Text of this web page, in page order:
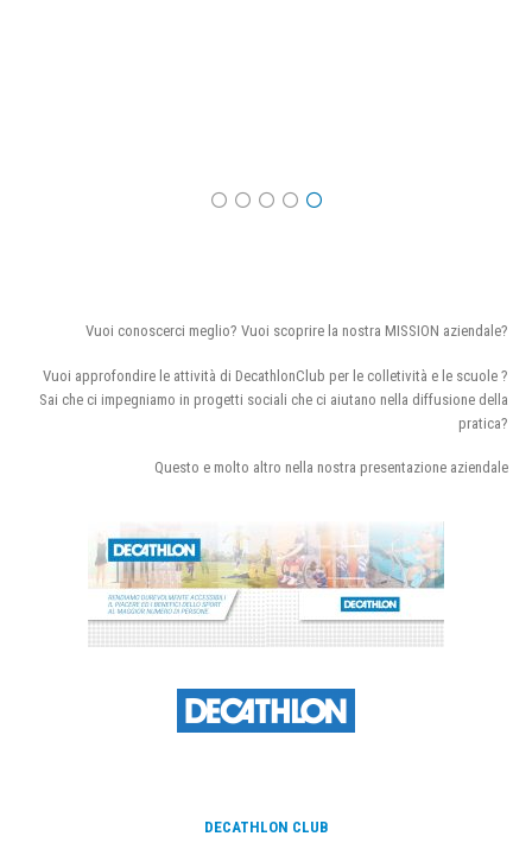
Vuoi conoscerci meglio? Vuoi scoprire la nostra MISSION aziendale?
Vuoi approfondire le attività di DecathlonClub per le colletività e le scuole ?
Sai che ci impegniamo in progetti sociali che ci aiutano nella diffusione della
pratica?
Questo e molto altro nella nostra presentazione aziendale
DECATHLON CLUB